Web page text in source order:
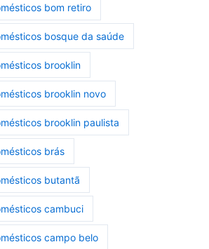
bom retiro
bosque da saúde
brooklin
brooklin novo
brooklin paulista
brás
butantã
cambuci
campo belo